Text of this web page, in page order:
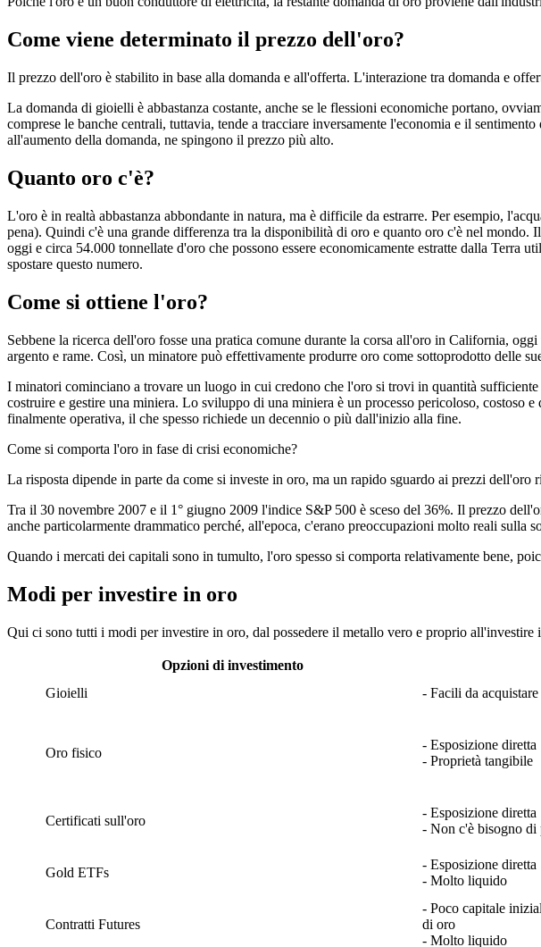
Come viene determinato il prezzo dell'oro?
Il prezzo dell'oro è stabilito in base alla domanda e all'offerta. L'interazione tra domanda e
La domanda di gioielli è abbastanza costante, anche se le flessioni economiche portano,
comprese le banche centrali, tuttavia, tende a tracciare inversamente l'economia e il
all'aumento della domanda, ne spingono il prezzo più alto.
Quanto oro c'è?
L'oro è in realtà abbastanza abbondante in natura, ma è difficile da estrarre. Per esempio,
pena). Quindi c'è una grande differenza tra la disponibilità di oro e quanto oro c'è nel
oggi e circa 54.000 tonnellate d'oro che possono essere economicamente estratte dalla
spostare questo numero.
Come si ottiene l'oro?
Sebbene la ricerca dell'oro fosse una pratica comune durante la corsa all'oro in California,
argento e rame. Così, un minatore può effettivamente produrre oro come sottoprodotto delle
I minatori cominciano a trovare un luogo in cui credono che l'oro si trovi in quantità
costruire e gestire una miniera. Lo sviluppo di una miniera è un processo pericoloso,
finalmente operativa, il che spesso richiede un decennio o più dall'inizio alla fine.
Come si comporta l'oro in fase di crisi economiche?
La risposta dipende in parte da come si investe in oro, ma un rapido sguardo ai prezzi
Tra il 30 novembre 2007 e il 1° giugno 2009 l'indice S&P 500 è sceso del 36%. Il prezzo
anche particolarmente drammatico perché, all'epoca, c'erano preoccupazioni molto reali sulla
Quando i mercati dei capitali sono in tumulto, l'oro spesso si comporta relativamente bene,
Modi per investire in oro
Qui ci sono tutti i modi per investire in oro, dal possedere il metallo vero e proprio all'investire
Opzioni di investimento
Gioielli
- Facili da acquistare
Oro fisico
- Esposizione diretta
- Proprietà tangibile
Certificati sull'oro
- Esposizione diretta
- Non c'è bisogno di
Gold ETFs
- Esposizione diretta
- Molto liquido
Contratti Futures
- Poco capitale
di oro
- Molto liquido